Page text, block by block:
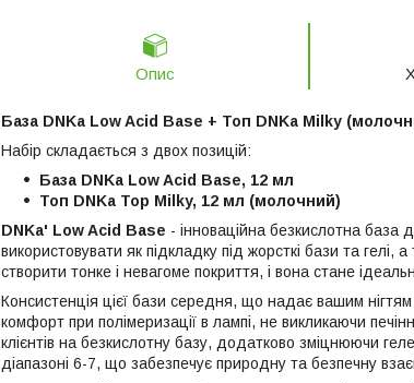
Опис
База DNKa Low Acid Base + Топ DNKa Milky
Набір складається з двох позицій:
База DNKa Low Acid Base, 12 мл
Топ DNKa Top Milky, 12 мл (молочний)
DNKa' Low Acid Base - інноваційна безкислотна база
використовувати як підкладку під жорсткі бази та
створити тонке і невагоме покриття, і вона стане
Консистенція цієї бази середня, що надає вашим
комфорт при полімеризації в лампі, не викликаючи
клієнтів на безкислотну базу, додатково зміцнюючи
діапазоні 6-7, що забезпечує природну та безпечну